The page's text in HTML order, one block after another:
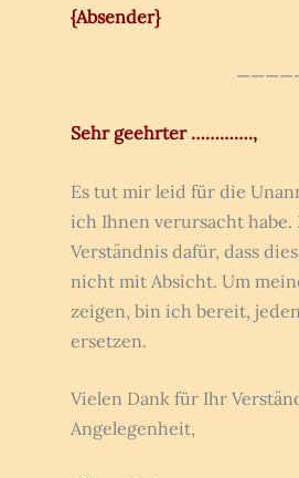
{Absender}
Sehr geehrter ………….,
Es tut mir leid für die
ich Ihnen verursacht habe.
Verständnis dafür, dass
nicht mit Absicht. Um
zeigen, bin ich bereit,
ersetzen.
Vielen Dank für Ihr
Angelegenheit,